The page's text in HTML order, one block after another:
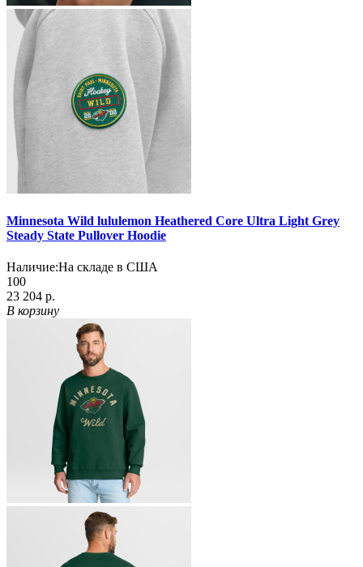
Minnesota Wild lululemon Heathered Core Ultra Light Grey
Steady State Pullover Hoodie
Наличие:На складе в США
100
23 204 р.
В корзину